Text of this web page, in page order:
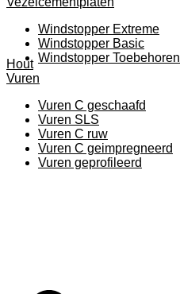
Windstopper Extreme
Windstopper Basic
Windstopper Toebehoren
Hout
Vuren
Vuren C geschaafd
Vuren SLS
Vuren C ruw
Vuren C geimpregneerd
Vuren geprofileerd